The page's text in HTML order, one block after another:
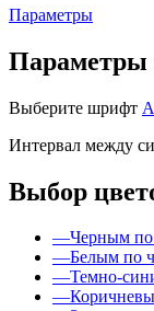
Параметры
Выберите шрифт
Интервал между
Выбор
—Черным по
—Белым по
—Темно-
—